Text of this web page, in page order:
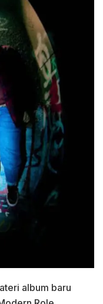
album baru